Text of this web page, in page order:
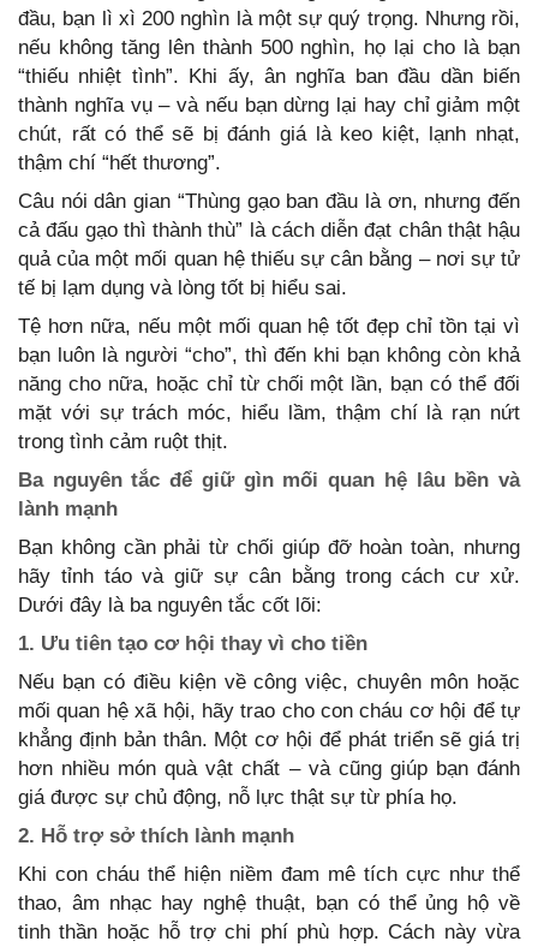
đầu, bạn lì xì 200 nghìn là một sự quý trọng. Nhưng rồi,
nếu không tăng lên thành 500 nghìn, họ lại cho là bạn
“thiếu nhiệt tình”. Khi ấy, ân nghĩa ban đầu dần biến
thành nghĩa vụ – và nếu bạn dừng lại hay chỉ giảm một
chút, rất có thể sẽ bị đánh giá là keo kiệt, lạnh nhạt,
thậm chí “hết thương”.
Câu nói dân gian “Thùng gạo ban đầu là ơn, nhưng đến
cả đấu gạo thì thành thù” là cách diễn đạt chân thật hậu
quả của một mối quan hệ thiếu sự cân bằng – nơi sự tử
tế bị lạm dụng và lòng tốt bị hiểu sai.
Tệ hơn nữa, nếu một mối quan hệ tốt đẹp chỉ tồn tại vì
bạn luôn là người “cho”, thì đến khi bạn không còn khả
năng cho nữa, hoặc chỉ từ chối một lần, bạn có thể đối
mặt với sự trách móc, hiểu lầm, thậm chí là rạn nứt
trong tình cảm ruột thịt.
Ba nguyên tắc để giữ gìn mối quan hệ lâu bền và
lành mạnh
Bạn không cần phải từ chối giúp đỡ hoàn toàn, nhưng
hãy tỉnh táo và giữ sự cân bằng trong cách cư xử.
Dưới đây là ba nguyên tắc cốt lõi:
1. Ưu tiên tạo cơ hội thay vì cho tiền
Nếu bạn có điều kiện về công việc, chuyên môn hoặc
mối quan hệ xã hội, hãy trao cho con cháu cơ hội để tự
khẳng định bản thân. Một cơ hội để phát triển sẽ giá trị
hơn nhiều món quà vật chất – và cũng giúp bạn đánh
giá được sự chủ động, nỗ lực thật sự từ phía họ.
2. Hỗ trợ sở thích lành mạnh
Khi con cháu thể hiện niềm đam mê tích cực như thể
thao, âm nhạc hay nghệ thuật, bạn có thể ủng hộ về
tinh thần hoặc hỗ trợ chi phí phù hợp. Cách này vừa